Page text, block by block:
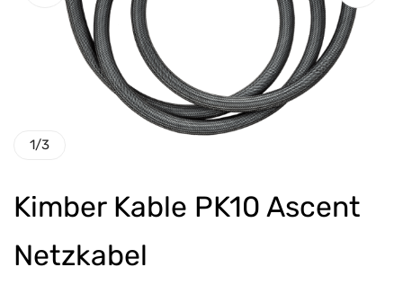
1/3
Kimber Kable PK10 Ascent
Netzkabel